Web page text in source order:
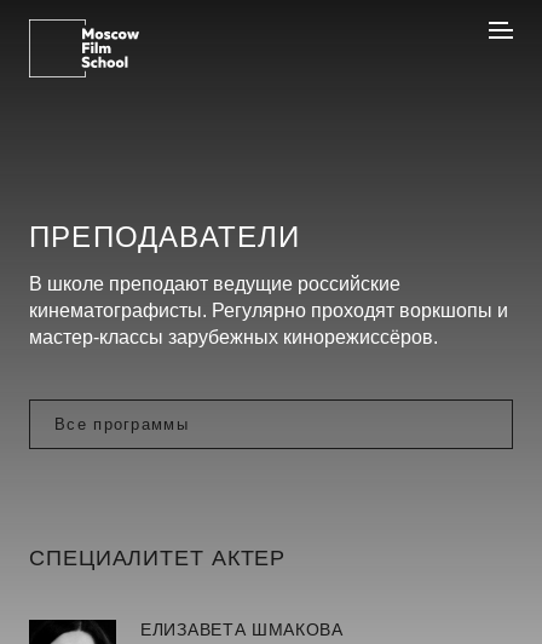
ПРЕПОДАВАТЕЛИ
В школе преподают ведущие российские
кинематографисты. Регулярно проходят воркшопы и
мастер-классы зарубежных кинорежиссёров.
СПЕЦИАЛИТЕТ АКТЕР
ЕЛИЗАВЕТА ШМАКОВА